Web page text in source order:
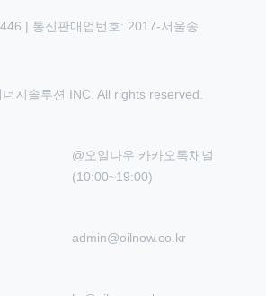
| 통신판매업번호: 2017-서울송
지솔루션 INC. All rights reserved.
@오일나우 카카오톡채널
(10:00~19:00)
admin@oilnow.co.kr